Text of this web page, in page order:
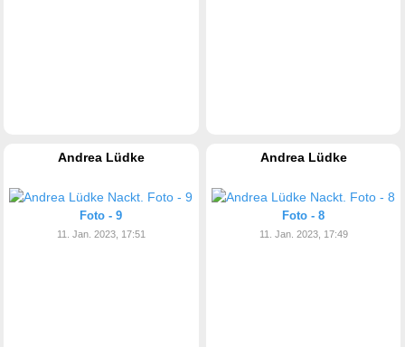
Andrea Lüdke
Foto - 9
11. Jan. 2023, 17:51
Andrea Lüdke
Foto - 8
11. Jan. 2023, 17:49